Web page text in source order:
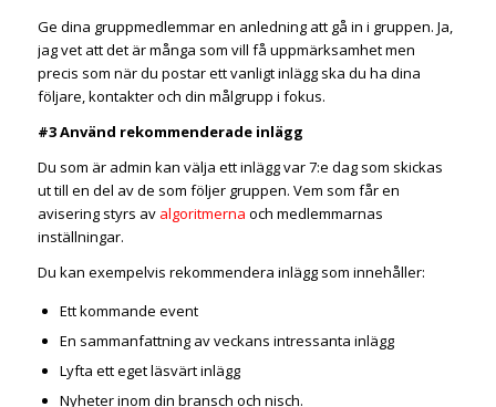
Ge dina gruppmedlemmar en anledning att gå in i gruppen. Ja,
jag vet att det är många som vill få uppmärksamhet men
precis som när du postar ett vanligt inlägg ska du ha dina
följare, kontakter och din målgrupp i fokus.
#3 Använd rekommenderade inlägg
Du som är admin kan välja ett inlägg var 7:e dag som skickas
ut till en del av de som följer gruppen. Vem som får en
avisering styrs av algoritmerna och medlemmarnas
inställningar.
Du kan exempelvis rekommendera inlägg som innehåller:
Ett kommande event
En sammanfattning av veckans intressanta inlägg
Lyfta ett eget läsvärt inlägg
Nyheter inom din bransch och nisch.